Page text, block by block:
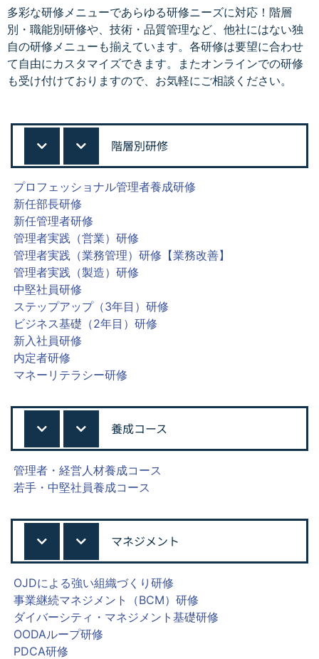
多彩な研修メニューであらゆる研修ニーズに対応！階層
別・職能別研修や、技術・品質管理など、他社にはない独
自の研修メニューも揃えています。各研修は要望に合わせ
て自由にカスタマイズできます。またオンラインでの研修
も受け付けておりますので、お気軽にご相談ください。
階層別研修
プロフェッショナル管理者養成研修
新任部長研修
新任管理者研修
管理者実践（営業）研修
管理者実践（業務管理）研修【業務改善】
管理者実践（製造）研修
中堅社員研修
ステップアップ（3年目）研修
ビジネス基礎（2年目）研修
新入社員研修
内定者研修
マネーリテラシー研修
養成コース
管理者・経営人材養成コース
若手・中堅社員養成コース
マネジメント
OJDによる強い組織づくり研修
事業継続マネジメント（BCM）研修
ダイバーシティ・マネジメント基礎研修
OODAループ研修
PDCA研修